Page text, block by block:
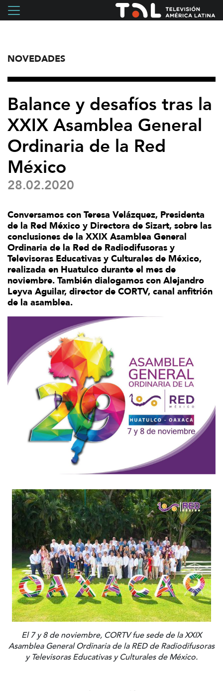
NOVEDADES
Balance y desafíos tras la
XXIX Asamblea General
Ordinaria de la Red
México
28.02.2020
Conversamos con Teresa Velázquez, Presidenta
de la Red México y Directora de Sizart, sobre las
conclusiones de la XXIX Asamblea General
Ordinaria de la Red de Radiodifusoras y
Televisoras Educativas y Culturales de México,
realizada en Huatulco durante el mes de
noviembre. También dialogamos con Alejandro
Leyva Aguilar, director de CORTV, canal anfitrión
de la asamblea.
El 7 y 8 de noviembre, CORTV fue sede de la XXIX
Asamblea General Ordinaria de la RED de Radiodifusoras
y Televisoras Educativas y Culturales de México.